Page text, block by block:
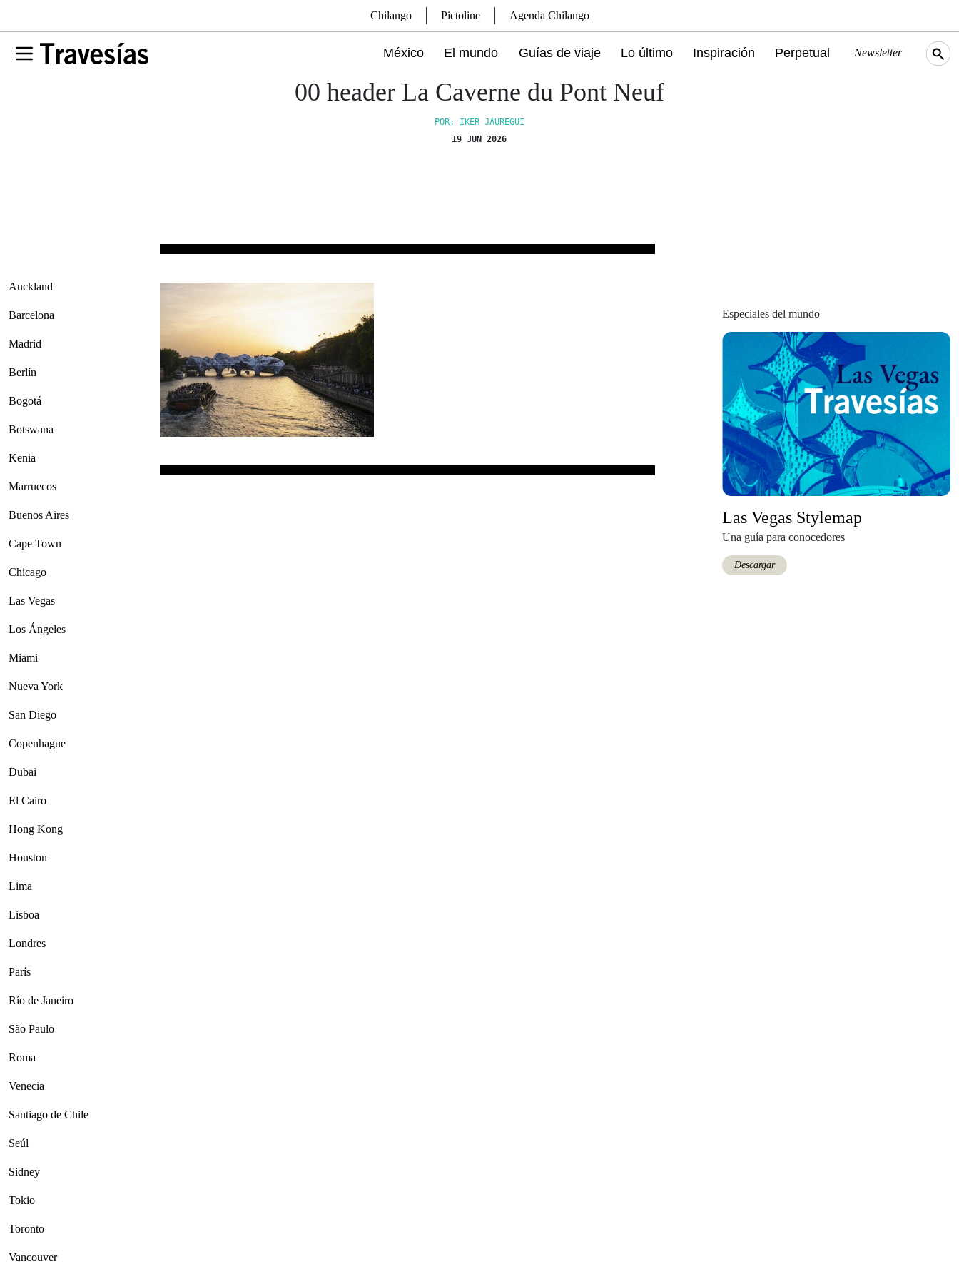
Chilango Pictoline Agenda Chilango
México El mundo Guías de viaje Lo último Inspiración Perpetual Newsletter
00 header La Caverne du Pont Neuf
POR: IKER JÁUREGUI
19 JUN 2026
Auckland
Barcelona
Madrid
Berlín
Bogotá
Botswana
Kenia
Marruecos
Buenos Aires
Cape Town
Chicago
Las Vegas
Los Ángeles
Miami
Nueva York
San Diego
Copenhague
Dubai
El Cairo
Hong Kong
Houston
Lima
Lisboa
Londres
París
Río de Janeiro
São Paulo
Roma
Venecia
Santiago de Chile
Seúl
Sidney
Tokio
Toronto
Vancouver
Especiales del mundo
Las Vegas Stylemap
Una guía para conocedores
Descargar